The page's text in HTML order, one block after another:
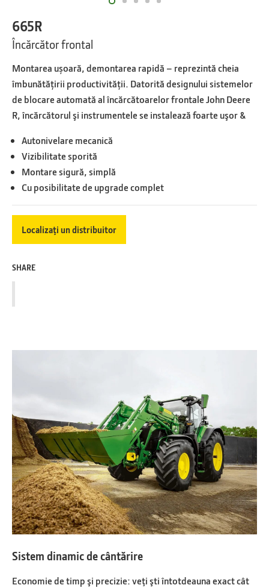
665R
Încărcător frontal
Montarea ușoară, demontarea rapidă – reprezintă cheia
îmbunătățirii productivității. Datorită designului sistemelor
de blocare automată al încărcătoarelor frontale John Deere
R, încărcătorul şi instrumentele se instalează foarte uşor &
Autonivelare mecanică
Vizibilitate sporită
Montare sigură, simplă
Cu posibilitate de upgrade complet
Localizaţi un distribuitor
SHARE
Sistem dinamic de cântărire
Economie de timp şi precizie: veţi şti întotdeauna exact cât